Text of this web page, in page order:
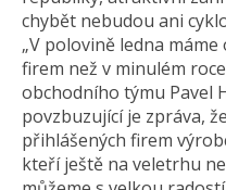
chybět nebudou ani
„V polovině ledna
firem než v minulém
obchodního týmu Pavel
povzbuzující je zpráva,
přihlášených firem
kteří ještě na veletrhu